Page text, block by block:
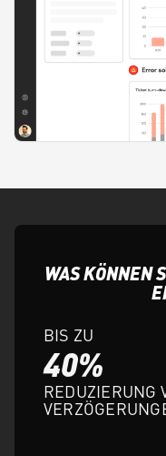
WAS KÖNNEN
BIS ZU
40%
REDUZIERUNG